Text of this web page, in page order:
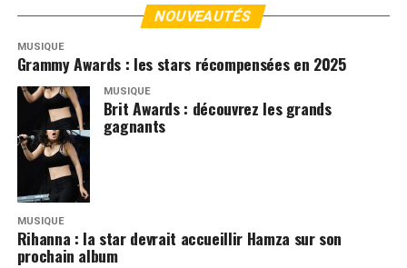
NOUVEAUTÉS
MUSIQUE
Grammy Awards : les stars récompensées en 2025
MUSIQUE
Brit Awards : découvrez les grands
gagnants
MUSIQUE
Rihanna : la star devrait accueillir Hamza sur son
prochain album